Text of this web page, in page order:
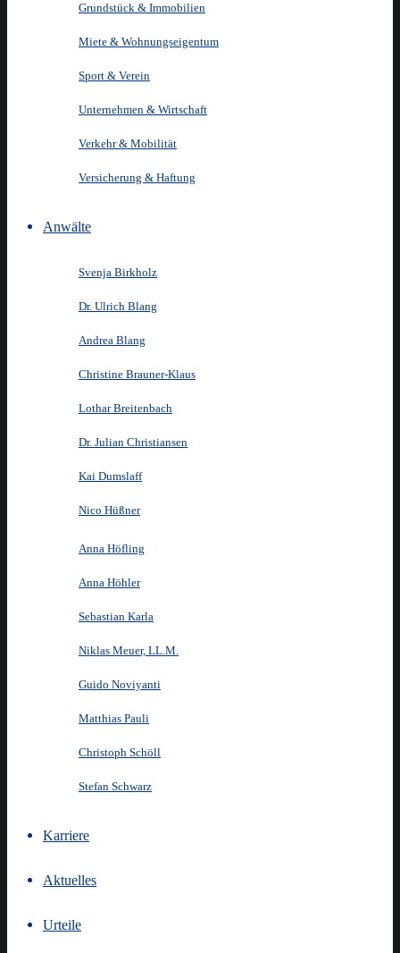
Grundstück & Immobilien
Miete & Wohnungseigentum
Sport & Verein
Unternehmen & Wirtschaft
Verkehr & Mobilität
Versicherung & Haftung
Anwälte
Svenja Birkholz
Dr. Ulrich Blang
Andrea Blang
Christine Brauner-Klaus
Lothar Breitenbach
Dr. Julian Christiansen
Kai Dumslaff
Nico Hüßner
Anna Höfling
Anna Höhler
Sebastian Karla
Niklas Meuer, LL.M.
Guido Noviyanti
Matthias Pauli
Christoph Schöll
Stefan Schwarz
Karriere
Aktuelles
Urteile